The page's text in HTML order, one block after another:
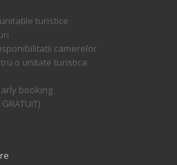
turistice
camerelor
o unitate turistica
booking